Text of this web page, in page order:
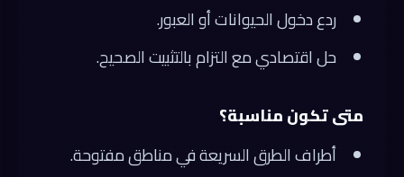
ردع دخول الحيوانات أو العبور.
حل اقتصادي مع التزام بالتثبيت الصحيح.
متى تكون مناسبة؟
أطراف الطرق السريعة في مناطق مفتوحة.